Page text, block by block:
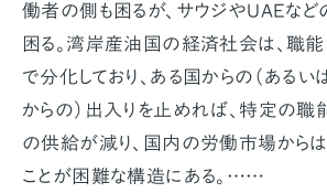
働者の側も困るが、サウジやUAEな
困る。湾岸産油国の経済社会は、職
で分化しており、ある国からの（あるい
からの）出入りを止めれば、特定の職
の供給が減り、国内の労働市場から
ことが困難な構造にある。……